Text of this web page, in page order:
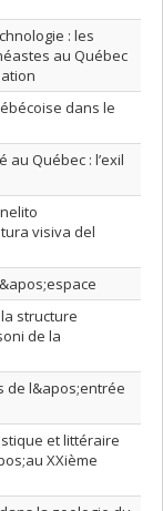
: les
au Québec
dans le
au Québec : l’exil
visiva del
structure
de la
de l&apos;entrée
et littéraire
XXième